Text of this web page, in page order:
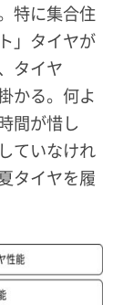
特に集合住
」タイヤが
タイヤ
かる。何よ
間が惜し
ていなけれ
タイヤを履